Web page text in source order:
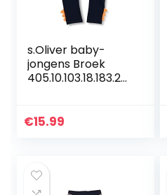
s.Oliver baby-
jongens Broek
405.10.103.18.183.20
€15.99